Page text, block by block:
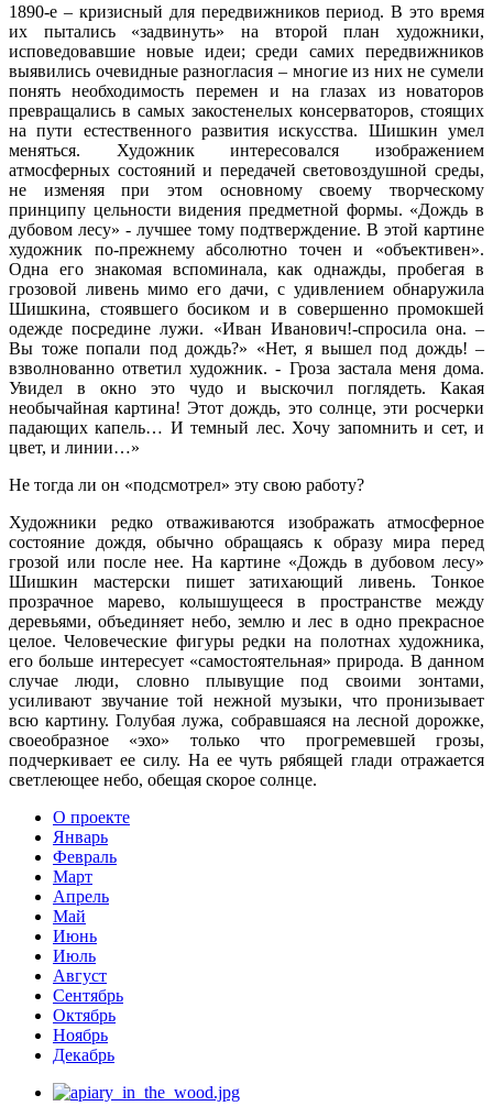
1890-е – кризисный для передвижников период. В это время
их пытались «задвинуть» на второй план художники,
исповедовавшие новые идеи; среди самих передвижников
выявились очевидные разногласия – многие из них не сумели
понять необходимость перемен и на глазах из новаторов
превращались в самых закостенелых консерваторов, стоящих
на пути естественного развития искусства. Шишкин умел
меняться. Художник интересовался изображением
атмосферных состояний и передачей световоздушной среды,
не изменяя при этом основному своему творческому
принципу цельности видения предметной формы. «Дождь в
дубовом лесу» - лучшее тому подтверждение. В этой картине
художник по-прежнему абсолютно точен и «объективен».
Одна его знакомая вспоминала, как однажды, пробегая в
грозовой ливень мимо его дачи, с удивлением обнаружила
Шишкина, стоявшего босиком и в совершенно промокшей
одежде посредине лужи. «Иван Иванович!-спросила она. –
Вы тоже попали под дождь?» «Нет, я вышел под дождь! –
взволнованно ответил художник. - Гроза застала меня дома.
Увидел в окно это чудо и выскочил поглядеть. Какая
необычайная картина! Этот дождь, это солнце, эти росчерки
падающих капель… И темный лес. Хочу запомнить и сет, и
цвет, и линии…»
Не тогда ли он «подсмотрел» эту свою работу?
Художники редко отваживаются изображать атмосферное
состояние дождя, обычно обращаясь к образу мира перед
грозой или после нее. На картине «Дождь в дубовом лесу»
Шишкин мастерски пишет затихающий ливень. Тонкое
прозрачное марево, колышущееся в пространстве между
деревьями, объединяет небо, землю и лес в одно прекрасное
целое. Человеческие фигуры редки на полотнах художника,
его больше интересует «самостоятельная» природа. В данном
случае люди, словно плывущие под своими зонтами,
усиливают звучание той нежной музыки, что пронизывает
всю картину. Голубая лужа, собравшаяся на лесной дорожке,
своеобразное «эхо» только что прогремевшей грозы,
подчеркивает ее силу. На ее чуть рябящей глади отражается
светлеющее небо, обещая скорое солнце.
О проекте
Январь
Февраль
Март
Апрель
Май
Июнь
Июль
Август
Сентябрь
Октябрь
Ноябрь
Декабрь